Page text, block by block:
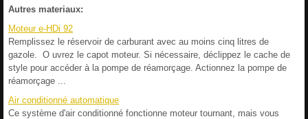
Autres materiaux:
Moteur e-HDi 92
Remplissez le réservoir de carburant avec au moins cinq litres de
gazole. O uvrez le capot moteur. Si nécessaire, déclippez le cache de
style pour accéder à la pompe de réamorçage. Actionnez la pompe de
réamorçage ...
Air conditionné automatique
Ce système d'air conditionné fonctionne moteur tournant, mais vous